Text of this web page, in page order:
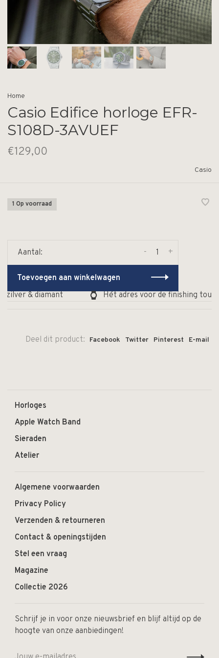
Home
Casio Edifice horloge EFR-
S108D-3AVUEF
€129,00
Casio
1 Op voorraad
Aantal: +
-
Toevoegen aan winkelwagen
& diamant
Hét adres voor de finishing touch
Deel dit product: Facebook Twitter Pinterest E-mail
Horloges
Apple Watch Band
Sieraden
Atelier
Algemene voorwaarden
Privacy Policy
Verzenden & retourneren
Contact & openingstijden
Stel een vraag
Magazine
Collectie 2026
Schrijf je in voor onze nieuwsbrief en blijf altijd op de
hoogte van onze aanbiedingen!